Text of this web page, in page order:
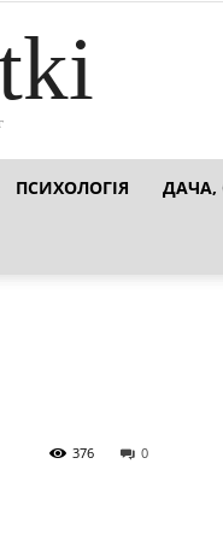
ПСИХОЛОГІЯ ДАЧА,
0
376